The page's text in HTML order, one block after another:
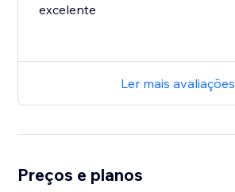
excelente
Ler mais avaliações
Preços e planos